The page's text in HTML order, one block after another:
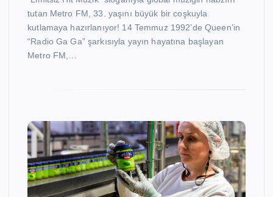
tutan Metro FM, 33. yaşını büyük bir coşkuyla
kutlamaya hazırlanıyor! 14 Temmuz 1992’de Queen’in
“Radio Ga Ga” şarkısıyla yayın hayatına başlayan
Metro FM,…